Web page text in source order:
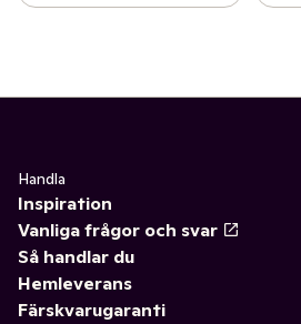
Handla
Inspiration
Vanliga frågor och svar
Så handlar du
Hemleverans
Färskvarugaranti